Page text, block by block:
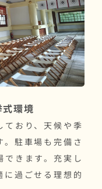
環境
ており、天候や季
駐車場も完備さ
できます。充実し
に過ごせる理想的